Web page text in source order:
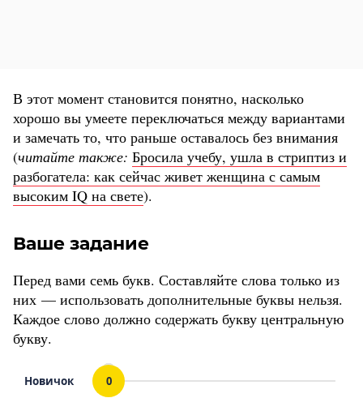
В этот момент становится понятно, насколько
хорошо вы умеете переключаться между вариантами
и замечать то, что раньше оставалось без внимания
(читайте также: Бросила учебу, ушла в стриптиз и
разбогатела: как сейчас живет женщина с самым
высоким IQ на свете).
Ваше задание
Перед вами семь букв. Составляйте слова только из
них — использовать дополнительные буквы нельзя.
Каждое слово должно содержать букву центральную
букву.
Новичок 0